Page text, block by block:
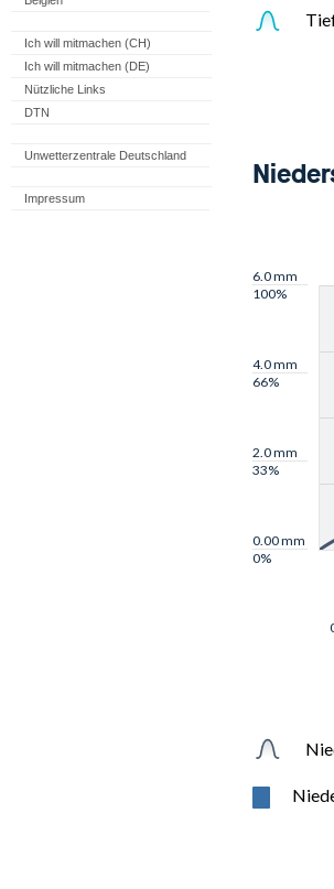
Ich will mitmachen (CH)
Ich will mitmachen (DE)
Nützliche Links
DTN
Unwetterzentrale Deutschland
Impressum